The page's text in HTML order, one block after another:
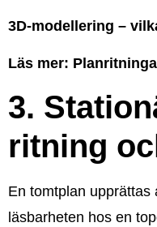
3D-modellering –
Läs mer:
3.
ritning
En tomtplan
läsbarheten hos en